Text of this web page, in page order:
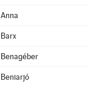
Anna
Barx
Benagéber
Beniarjó